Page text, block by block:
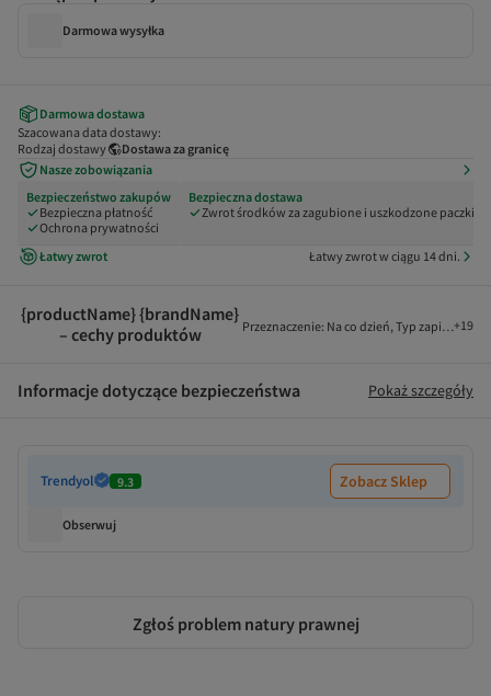
Darmowa wysyłka
Darmowa dostawa
Szacowana data dostawy:
Rodzaj dostawy
Dostawa za granicę
Nasze zobowiązania
Bezpieczeństwo zakupów
Bezpieczna płatność
Ochrona prywatności
Bezpieczna dostawa
Zwrot środków za zagubione i uszkodzone paczki
Łatwy zwrot Łatwy zwrot w ciągu 14 dni.
{productName} {brandName}
– cechy produktów
Przeznaczenie: Na co dzień, Typ zapięcia:
+19
Informacje dotyczące bezpieczeństwa Pokaż szczegóły
Trendyol 9.3 Zobacz Sklep
Obserwuj
Zgłoś problem natury prawnej